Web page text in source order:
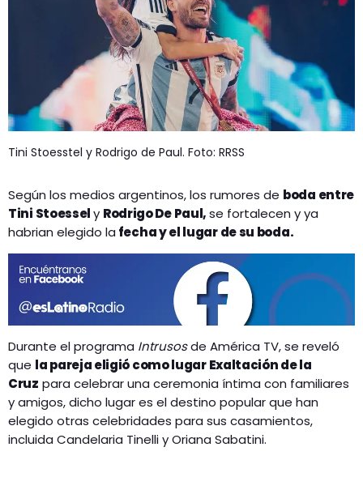
CONTACTO
Tini Stoesstel y Rodrigo de Paul. Foto: RRSS
Según los medios argentinos, los rumores de boda entre
Tini Stoessely Rodrigo De Paul,se fortalecen y ya
habrian elegido la fecha y el lugar de su boda.
Durante el programa Intrusosde América TV, se reveló
que la pareja eligió como lugar Exaltación de la
Cruz para celebrar una ceremonia íntima con familiares
y amigos, dicho lugar es el destino popular que han
elegido otras celebridades para sus casamientos,
incluida Candelaria Tinelli y Oriana Sabatini.